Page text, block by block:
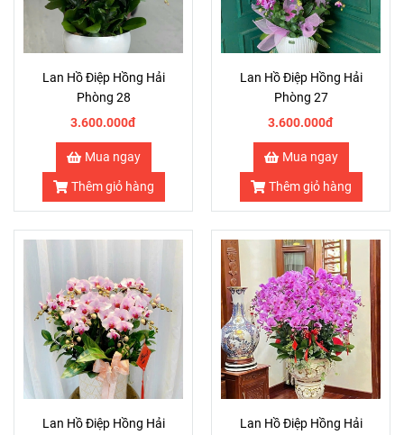
Lan Hồ Điệp Hồng Hải
Phòng 28
3.600.000đ
Mua ngay
Thêm giỏ hàng
Lan Hồ Điệp Hồng Hải
Phòng 27
3.600.000đ
Mua ngay
Thêm giỏ hàng
Lan Hồ Điệp Hồng Hải
Lan Hồ Điệp Hồng Hải